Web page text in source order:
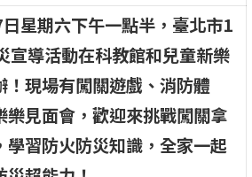
星期六下午一點半，臺北市1
宣導活動在科教館和兒童新樂
！現場有闖關遊戲、消防體
樂見面會，歡迎來挑戰闖關拿
學習防火防災知識，全家一起